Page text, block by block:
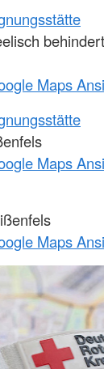
Maps
Maps
Maps